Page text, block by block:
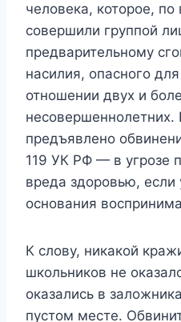
человека, которое,
совершили группой
предварительному
насилия, опасного
отношении двух и
предъявлено
119 УК РФ — в угрозе
вреда здоровью,
основания
К слову, никакой
школьников не
оказались в
пустом месте.